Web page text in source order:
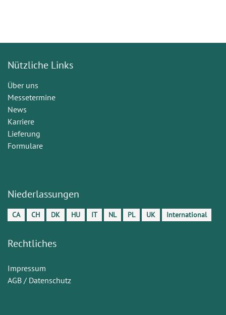
Nützliche Links
Über uns
Messetermine
News
Karriere
Lieferung
Formulare
Niederlassungen
CA CH DK HU IT NL PL UK International
Rechtliches
Impressum
AGB / Datenschutz